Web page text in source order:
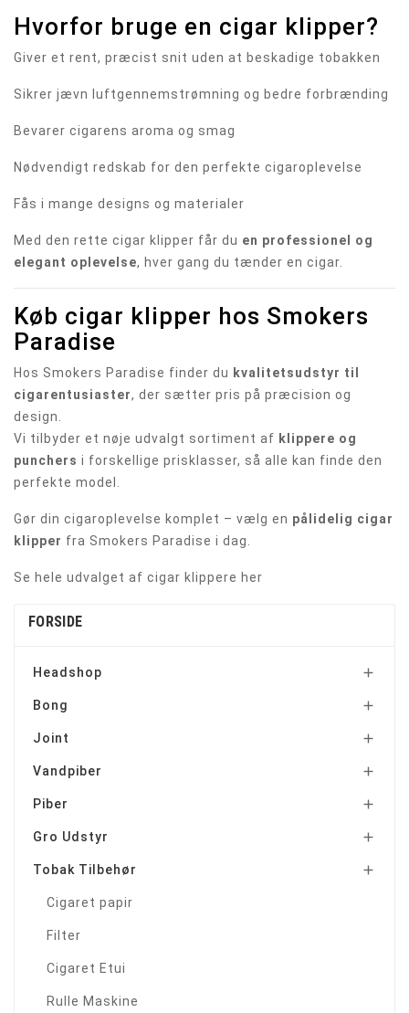
Hvorfor bruge en cigar klipper?
Giver et rent, præcist snit uden at beskadige tobakken
Sikrer jævn luftgennemstrømning og bedre forbrænding
Bevarer cigarens aroma og smag
Nødvendigt redskab for den perfekte cigaroplevelse
Fås i mange designs og materialer
Med den rette cigar klipper får du en professionel og
elegant oplevelse, hver gang du tænder en cigar.
Køb cigar klipper hos Smokers
Paradise
Hos Smokers Paradise finder du kvalitetsudstyr til
cigarentusiaster, der sætter pris på præcision og
design.
Vi tilbyder et nøje udvalgt sortiment af klippere og
punchers i forskellige prisklasser, så alle kan finde den
perfekte model.
Gør din cigaroplevelse komplet – vælg en pålidelig cigar
klipper fra Smokers Paradise i dag.
Se hele udvalget af cigar klippere her
FORSIDE
Headshop 
Bong 
Joint 
Vandpiber 
Piber 
Gro Udstyr 
Tobak Tilbehør 
Cigaret papir
Filter
Cigaret Etui
Rulle Maskine